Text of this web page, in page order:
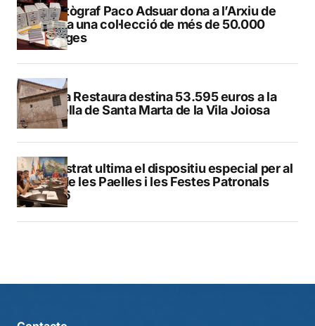
El fotògraf Paco Adsuar dona a l’Arxiu de
Dénia una col·lecció de més de 50.000
imatges
El Pla Restaura destina 53.595 euros a la
capella de Santa Marta de la Vila Joiosa
Finestrat ultima el dispositiu especial per al
Dia de les Paelles i les Festes Patronals
2026